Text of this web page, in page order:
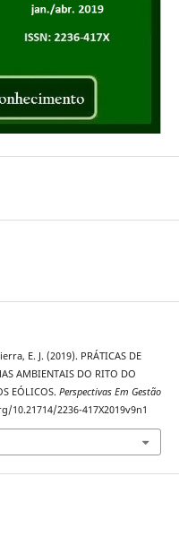
E. J. (2019). PRÁTICAS DE
AMBIENTAIS DO RITO DO
EÓLICOS. Perspectivas Em Gestão
10.21714/2236-417X2019v9n1